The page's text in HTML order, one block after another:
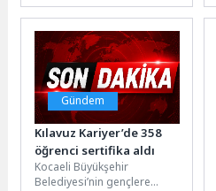
Adıgüzel, Bosna Hersek'te
düzenlenen Avrupa Kulüpler
Tekvando
Şampiyonası'nda...
Gündem
Kılavuz Kariyer’de 358
öğrenci sertifika aldı
Kocaeli Büyükşehir
Belediyesi’nin gençlere